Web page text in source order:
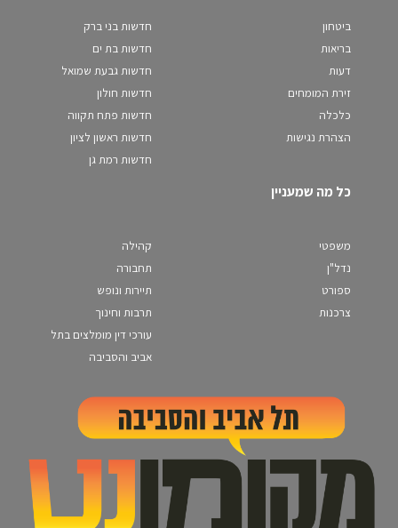
ביטחון
בריאות
דעות
זירת המומחים
כלכלה
הצהרת נגישות
חדשות בני ברק
חדשות בת ים
חדשות גבעת שמואל
חדשות חולון
חדשות פתח תקווה
חדשות ראשון לציון
חדשות רמת גן
כל מה שמעניין
משפטי
נדל"ן
ספורט
צרכנות
קהילה
תחבורה
תיירות ונופש
תרבות וחינוך
עורכי דין מומלצים בתל
אביב והסביבה